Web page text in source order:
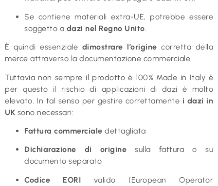
Se contiene materiali extra-UE, potrebbe essere
soggetto a dazi nel Regno Unito
È quindi essenziale dimostrare l’origine corretta della
merce attraverso la documentazione commerciale.
Tuttavia non sempre il prodotto è 100% Made in Italy è
per questo il rischio di applicazioni di dazi è molto
elevato. In tal senso per gestire correttamente i dazi in
UK sono necessari:
Fattura commerciale dettagliata
Dichiarazione di origine sulla fattura o su
documento separato
Codice EORI valido (European Operator